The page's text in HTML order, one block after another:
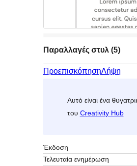
Παραλλαγές στυλ (5)
ΠροεπισκόπησηΛήψη
Αυτό είναι ένα
του Creativity Hub
Έκδοση
Τελευταία ενημέρωση